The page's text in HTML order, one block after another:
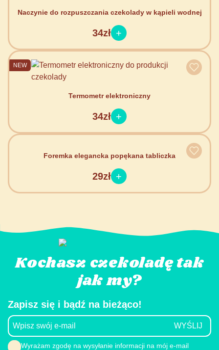
Naczynie do rozpuszczania czekolady w kąpieli wodnej
34zł
NEW
Termometr elektroniczny
34zł
Foremka elegancka popękana tabliczka
29zł
Kochasz czekoladę tak
jak my?
Zapisz się i bądź na bieżąco!
Wyrażam zgodę na wysyłanie informacji na mój e-mail